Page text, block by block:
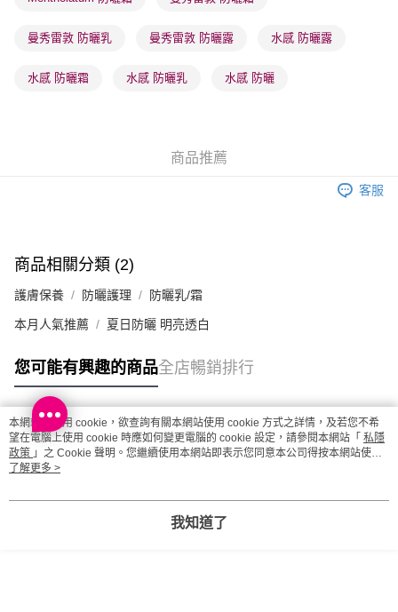
取。逾期會取消訂單，並不會安排重寄
曼秀雷敦 防曬乳 曼秀雷敦 防曬露 水感 防曬露
水感 防曬霜 水感 防曬乳 水感 防曬
商品推薦
客服
商品相關分類 (2)
護膚保養 防曬護理 防曬乳/霜
本月人氣推薦 夏日防曬 明亮透白
您可能有興趣的商品全店暢銷排行
熱門標籤
熱銷排行
本網站中使用 cookie，欲查詢有關本網站使用 cookie 方式之詳情，及若您不希
望在電腦上使用 cookie 時應如何變更電腦的 cookie 設定，請參閱本網站「 私隱
政策 」之 Cookie 聲明。您繼續使用本網站即表示您同意本公司得按本網站使用
條款之 Cookie 聲明使用 cookie。
了解更多 >
我知道了